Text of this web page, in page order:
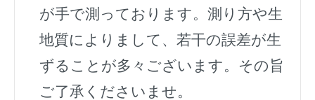
が手で測っております。測り方や生
地質によりまして、若干の誤差が生
ずることが多々ございます。その旨
ご了承くださいませ。